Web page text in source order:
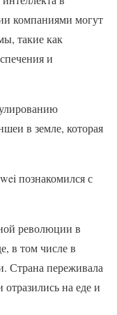
компаниями могут
такие как
и
в земле, которая
познакомился с
революции в
в том числе в
Страна переживала
на еде и